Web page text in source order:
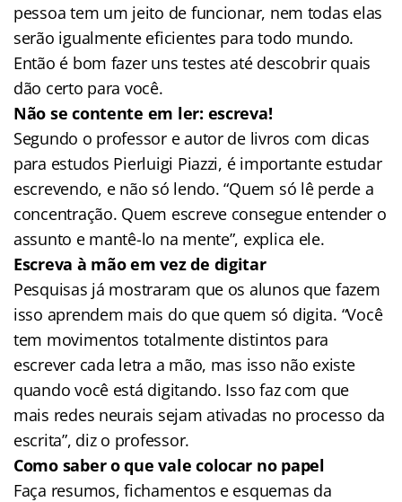
pessoa tem um jeito de funcionar, nem todas elas
serão igualmente eficientes para todo mundo.
Então é bom fazer uns testes até descobrir quais
dão certo para você.
Não se contente em ler: escreva!
Segundo o professor e autor de livros com dicas
para estudos Pierluigi Piazzi, é importante estudar
escrevendo, e não só lendo. “Quem só lê perde a
concentração. Quem escreve consegue entender o
assunto e mantê-lo na mente”, explica ele.
Escreva à mão em vez de digitar
Pesquisas já mostraram que os alunos que fazem
isso aprendem mais do que quem só digita. “Você
tem movimentos totalmente distintos para
escrever cada letra a mão, mas isso não existe
quando você está digitando. Isso faz com que
mais redes neurais sejam ativadas no processo da
escrita”, diz o professor.
Como saber o que vale colocar no papel
Faça resumos, fichamentos e esquemas da